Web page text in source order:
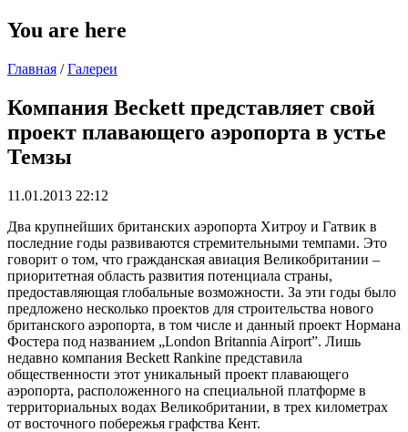
You are here
Главная / Галереи
Компания Beckett представляет свой
проект плавающего аэропорта в устье
Темзы
11.01.2013 22:12
Два крупнейших британских аэропорта Хитроу и Гатвик в
последние годы развиваются стремительными темпами. Это
говорит о том, что гражданская авиация Великобритании –
приоритетная область развития потенциала страны,
предоставляющая глобальные возможности. За эти годы было
предложено несколько проектов для строительства нового
британского аэропорта, в том числе и данный проект Нормана
Фостера под названием „London Britannia Airport”. Лишь
недавно компания Beckett Rankine представила
общественности этот уникальный проект плавающего
аэропорта, расположенного на специальной платформе в
территориальных водах Великобритании, в трех километрах
от восточного побережья графства Кент.